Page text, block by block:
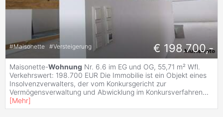
#Maisonette #Versteigerung € 198.700,-
Maisonette-Wohnung Nr. 6.6 im EG und OG, 55,71 m² Wfl.
Verkehrswert: 198.700 EUR Die Immobilie ist ein Objekt eines
Insolvenzverwalters, der vom Konkursgericht zur
Vermögensverwaltung und Abwicklung im Konkursverfahren...
[Mehr]